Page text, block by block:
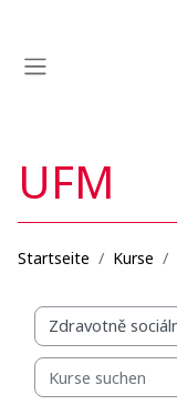
UFM
Startseite Kurse
Kursbereiche
Kurse suchen